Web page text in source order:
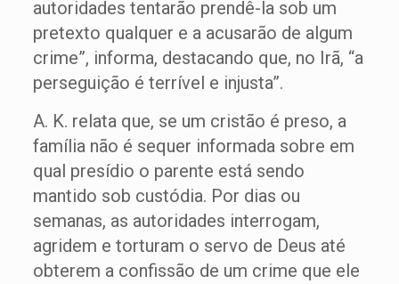
autoridades tentarão prendê-la sob um
pretexto qualquer e a acusarão de algum
crime”, informa, destacando que, no Irã, “a
perseguição é terrível e injusta”.
A. K. relata que, se um cristão é preso, a
família não é sequer informada sobre em
qual presídio o parente está sendo
mantido sob custódia. Por dias ou
semanas, as autoridades interrogam,
agridem e torturam o servo de Deus até
obterem a confissão de um crime que ele